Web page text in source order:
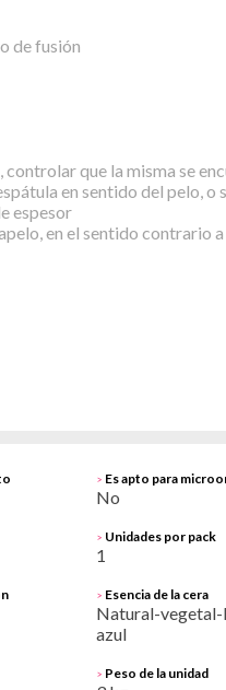
de fusión
que la misma se
en sentido del pelo, o
espesor
en el sentido contrario
> Es apto para
No
> Unidades por pack
1
> Esencia de la cera
Natural-vegetal-
azul
> Peso de la unidad